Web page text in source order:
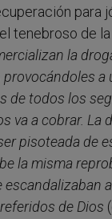
para
tenebroso de
la
provocándoles
de todos los
va a cobrar. La
pisoteada de
la misma
de Dios